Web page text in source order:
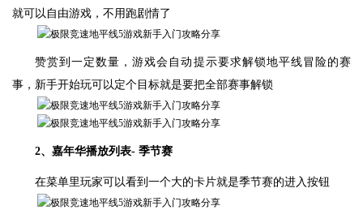
就可以自由游戏，不用跑剧情了
赞赏到一定数量，游戏会自动提示要求解锁地平线冒险的赛
事，新手开始玩可以定个目标就是要把全部赛事解锁
2、嘉年华播放列表- 季节赛
在菜单里玩家可以看到一个大的卡片就是季节赛的进入按钮